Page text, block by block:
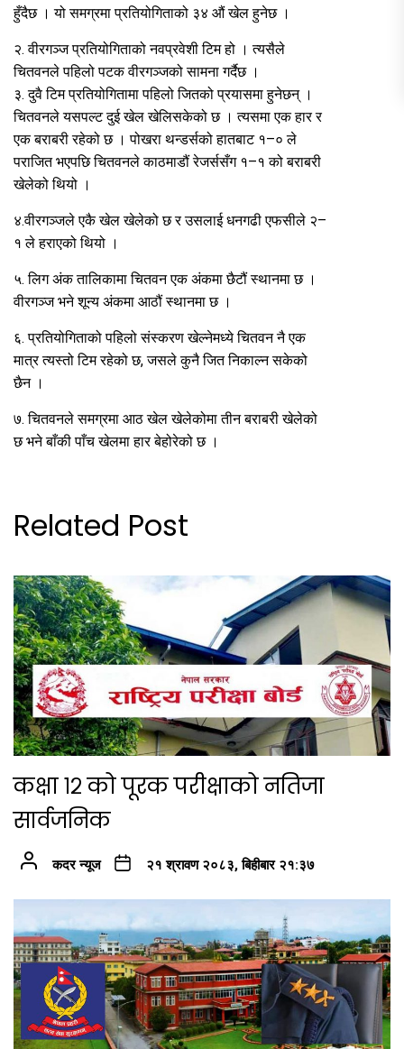
हुँदैछ । यो समग्रमा प्रतियोगिताको ३४ औं खेल हुनेछ ।
२. वीरगञ्ज प्रतियोगिताको नवप्रवेशी टिम हो । त्यसैले
चितवनले पहिलो पटक वीरगञ्जको सामना गर्दैछ ।
३. दुवै टिम प्रतियोगितामा पहिलो जितको प्रयासमा हुनेछन् ।
चितवनले यसपल्ट दुई खेल खेलिसकेको छ । त्यसमा एक हार र
एक बराबरी रहेको छ । पोखरा थन्डर्सको हातबाट १–० ले
पराजित भएपछि चितवनले काठमाडौं रेजर्ससँग १–१ को बराबरी
खेलेको थियो ।
४.वीरगञ्जले एकै खेल खेलेको छ र उसलाई धनगढी एफसीले २–
१ ले हराएको थियो ।
५. लिग अंक तालिकामा चितवन एक अंकमा छैटौं स्थानमा छ ।
वीरगञ्ज भने शून्य अंकमा आठौं स्थानमा छ ।
६. प्रतियोगिताको पहिलो संस्करण खेल्नेमध्ये चितवन नै एक
मात्र त्यस्तो टिम रहेको छ, जसले कुनै जित निकाल्न सकेको
छैन ।
७. चितवनले समग्रमा आठ खेल खेलेकोमा तीन बराबरी खेलेको
छ भने बाँकी पाँच खेलमा हार बेहोरेको छ ।
Related Post
कक्षा १२ को पूरक परीक्षाको नतिजा
सार्वजनिक
कदर न्यूज २१ श्रावण २०८३, बिहीबार २१:३७